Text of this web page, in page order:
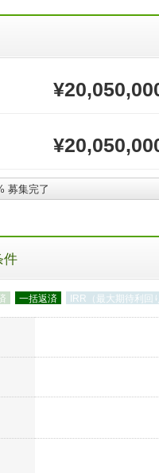
募集完了
件
一括返済 IRR（最大期待利回